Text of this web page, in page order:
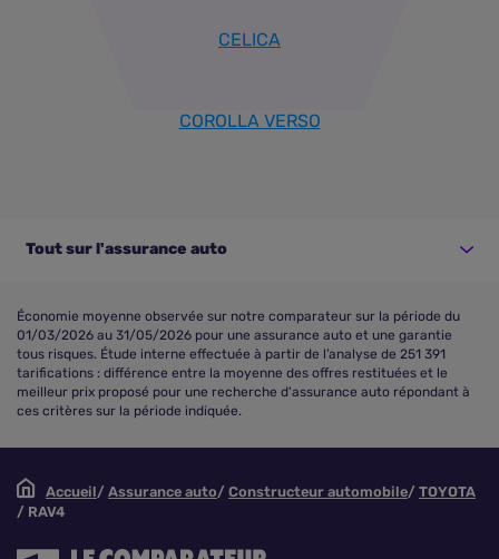
CELICA
COROLLA VERSO
Tout sur l'assurance auto
Économie moyenne observée sur notre comparateur sur la période du
01/03/2026 au 31/05/2026 pour une assurance auto et une garantie
tous risques. Étude interne effectuée à partir de l’analyse de 251 391
tarifications : différence entre la moyenne des offres restituées et le
meilleur prix proposé pour une recherche d'assurance auto répondant à
ces critères sur la période indiquée.
Accueil Assurance auto Constructeur automobile
TOYOTA
RAV4